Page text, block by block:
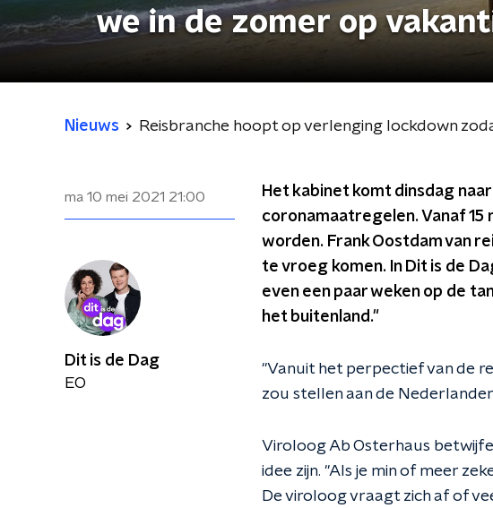
we in de zomer op
Nieuws Reisbranche hoopt op verlenging lockdown
ma 10 mei 2021 21:00
Het kabinet komt dinsdag
coronamaatregelen. Vanaf
worden. Frank Oostdam van
te vroeg komen. In Dit is de
even een paar weken op de
het buitenland."
"Vanuit het perpectief van de
zou stellen aan de
Viroloog Ab Osterhaus
idee zijn. "Als je min of meer
De viroloog vraagt zich af of
Dit is de Dag
EO